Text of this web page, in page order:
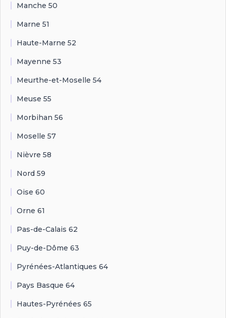
Manche 50
Marne 51
Haute-Marne 52
Mayenne 53
Meurthe-et-Moselle 54
Meuse 55
Morbihan 56
Moselle 57
Nièvre 58
Nord 59
Oise 60
Orne 61
Pas-de-Calais 62
Puy-de-Dôme 63
Pyrénées-Atlantiques 64
Pays Basque 64
Hautes-Pyrénées 65